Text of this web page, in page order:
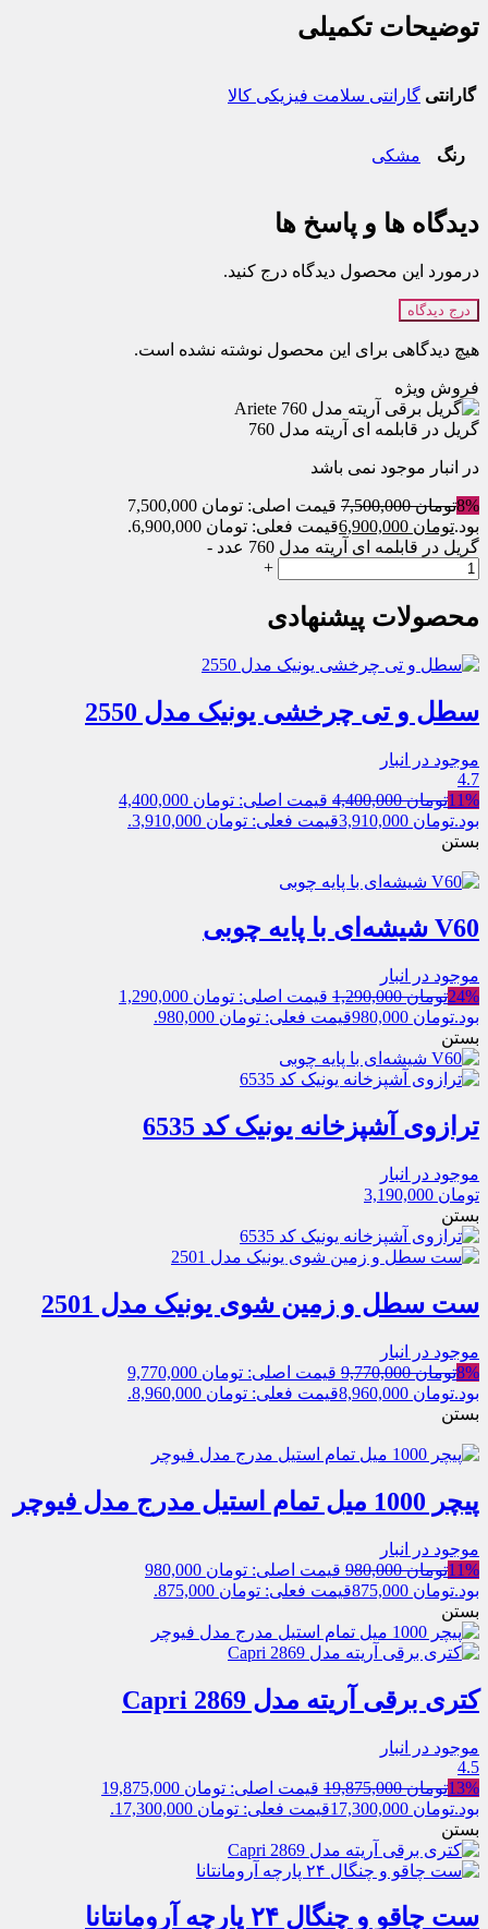
توضیحات تکمیلی
گارانتی گارانتی سلامت فیزیکی کالا
رنگ مشکی
دیدگاه ها و پاسخ ها
درمورد این محصول دیدگاه درج کنید.
درج دیدگاه
هیچ دیدگاهی برای این محصول نوشته نشده است.
فروش ویژه
گریل در قابلمه ای آریته مدل 760
در انبار موجود نمی باشد
8%تومان7,500,000
قیمت اصلی: تومان 7,500,000
بود.تومان
قیمت فعلی: تومان 6,900,000.
گریل در قابلمه ای آریته مدل 760 عدد
-
+
محصولات پیشنهادی
سطل و تی چرخشی یونیک مدل 2550
موجود در انبار
4.7
11%تومان4,400,000
قیمت اصلی: تومان 4,400,000
بود.تومان
قیمت فعلی: تومان 3,910,000.
بستن
V60 شیشه‌ای با پایه چوبی
موجود در انبار
24%تومان1,290,000
قیمت اصلی: تومان 1,290,000
بود.تومان
قیمت فعلی: تومان 980,000.
بستن
ترازوی آشپزخانه یونیک کد 6535
موجود در انبار
تومان
بستن
ست سطل و زمین شوی یونیک مدل 2501
موجود در انبار
8%تومان9,770,000
قیمت اصلی: تومان 9,770,000
بود.تومان
قیمت فعلی: تومان 8,960,000.
بستن
پیچر 1000 میل تمام استیل مدرج مدل فیوچر
موجود در انبار
11%تومان980,000
قیمت اصلی: تومان 980,000
بود.تومان
قیمت فعلی: تومان 875,000.
بستن
کتری برقی آریته مدل 2869 Capri
موجود در انبار
4.5
13%تومان19,875,000
قیمت اصلی: تومان 19,875,000
بود.تومان
قیمت فعلی: تومان 17,300,000.
بستن
ست چاقو و چنگال ۲۴ پارچه آرومانتانا